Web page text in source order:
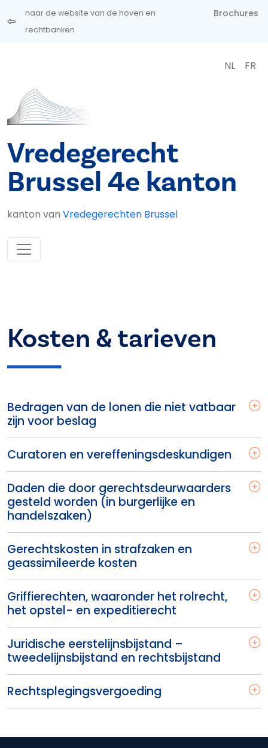
Overslaan en naar de inhoud gaan
naar de website van de hoven en
rechtbanken
Brochures
NL FR
Vredegerecht
Brussel 4e kanton
kanton van Vredegerechten Brussel
Kosten & tarieven
Bedragen van de lonen die niet vatbaar
zijn voor beslag
Curatoren en vereffeningsdeskundigen
Daden die door gerechtsdeurwaarders
gesteld worden (in burgerlijke en
handelszaken)
Gerechtskosten in strafzaken en
geassimileerde kosten
Griffierechten, waaronder het rolrecht,
het opstel- en expeditierecht
Juridische eerstelijnsbijstand –
tweedelijnsbijstand en rechtsbijstand
Rechtsplegingsvergoeding